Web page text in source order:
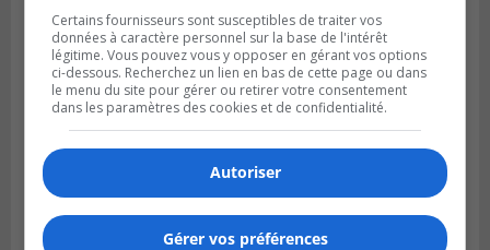
Certains fournisseurs sont susceptibles de traiter vos
données à caractère personnel sur la base de l'intérêt
légitime. Vous pouvez vous y opposer en gérant vos options
ci-dessous. Recherchez un lien en bas de cette page ou dans
le menu du site pour gérer ou retirer votre consentement
dans les paramètres des cookies et de confidentialité.
Autoriser
Gérer vos préférences